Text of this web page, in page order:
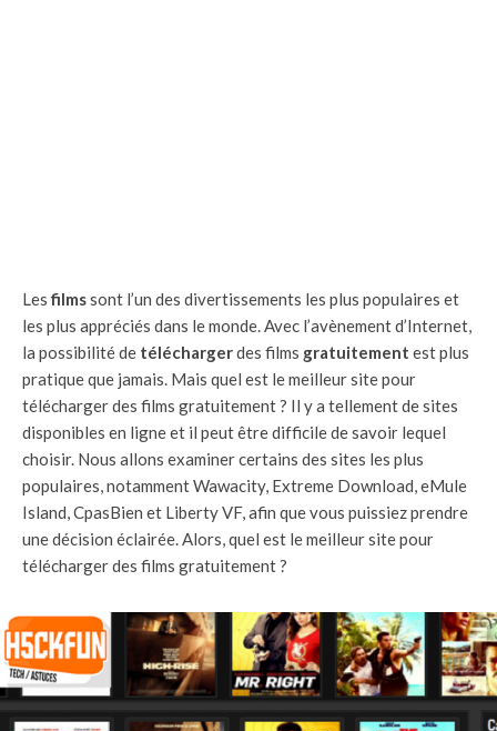
Lesfilmssont l’un des divertissements les plus populaires et
les plus appréciés dans le monde. Avec l’avènement d’Internet,
la possibilité de téléchargerdes films gratuitement est plus
pratique que jamais. Mais quel est le meilleur site pour
télécharger des films gratuitement ? Il y a tellement de sites
disponibles en ligne et il peut être difficile de savoir lequel
choisir. Nous allons examiner certains des sites les plus
populaires, notamment Wawacity, Extreme Download, eMule
Island, CpasBien et Liberty VF, afin que vous puissiez prendre
une décision éclairée. Alors, quel est le meilleur site pour
télécharger des films gratuitement ?